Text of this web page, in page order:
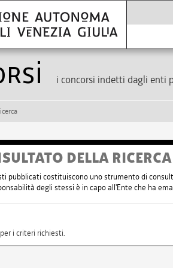
i concorsi indetti dagli enti
DELLA
pubblicati costituiscono uno strumento di
degli stessi è in capo all'Ente che ha
i criteri richiesti.